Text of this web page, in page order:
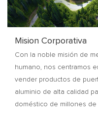
Mision Corporativa
Con la noble misión de
humano, nos centramos
vender productos de
aluminio de alta calidad
doméstico de millones